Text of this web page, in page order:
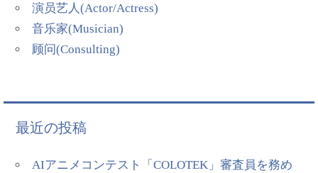
演员艺人(Actor/Actress)
音乐家(Musician)
顾问(Consulting)
最近の投稿
AIアニメコンテスト「COLOTEK」審査員を務め